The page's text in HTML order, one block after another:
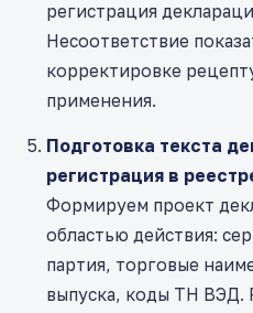
регистрация
Несоответствие
корректировке
применения.
Подготовка текста
регистрация в
Формируем проект
областью действия:
партия, торговые
выпуска, коды ТН ВЭД.